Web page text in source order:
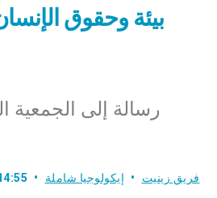
بيئة وحقوق
رسالة إلى الجمعية
فريق زينيت إيكولوجيا شاملة